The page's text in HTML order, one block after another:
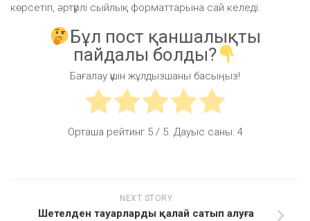
көрсетіп, әртүрлі сыйлық форматтарына сай келеді.
Бұл пост қаншалықты
пайдалы болды?
Бағалау үшін жұлдызшаны басыңыз!
Орташа рейтинг 5/ 5. Дауыс саны: 4
NEXT STORY
Шетелден тауарларды қалай сатып алуға